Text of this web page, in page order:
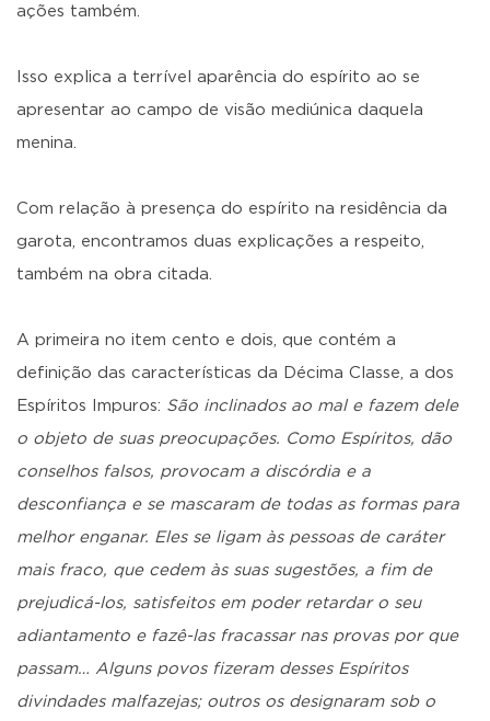
ações também.
Isso explica a terrível aparência do espírito ao se
apresentar ao campo de visão mediúnica daquela
menina.
Com relação à presença do espírito na residência da
garota, encontramos duas explicações a respeito,
também na obra citada.
A primeira no item cento e dois, que contém a
definição das características da Décima Classe, a dos
Espíritos Impuros: São inclinados ao mal e fazem dele
o objeto de suas preocupações. Como Espíritos, dão
conselhos falsos, provocam a discórdia e a
desconfiança e se mascaram de todas as formas para
melhor enganar. Eles se ligam às pessoas de caráter
mais fraco, que cedem às suas sugestões, a fim de
prejudicá-los, satisfeitos em poder retardar o seu
adiantamento e fazê-las fracassar nas provas por que
passam… Alguns povos fizeram desses Espíritos
divindades malfazejas; outros os designaram sob o